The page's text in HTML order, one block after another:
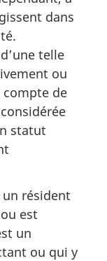
dans
telle
ou
de
statut
résident
est
un
ou qui y